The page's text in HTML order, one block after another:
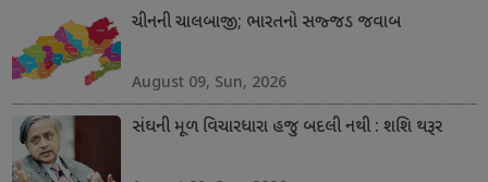
ચીનની ચાલબાજી; ભારતનો સજ્જડ જવાબ
August 09, Sun, 2026
સંઘની મૂળ વિચારધારા હજુ બદલી નથી : શશિ થરૂર